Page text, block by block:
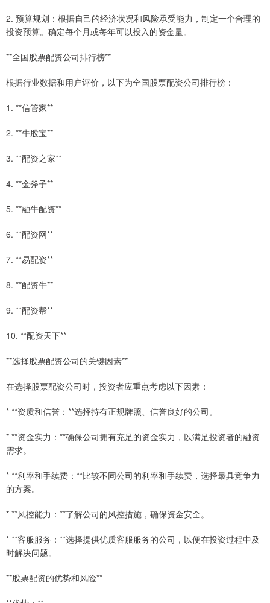
2. 预算规划：根据自己的经济状况和风险承受能力，制定一个合理的
投资预算。确定每个月或每年可以投入的资金量。
**全国股票配资公司排行榜**
根据行业数据和用户评价，以下为全国股票配资公司排行榜：
1. **信管家**
2. **牛股宝**
3. **配资之家**
4. **金斧子**
5. **融牛配资**
6. **配资网**
7. **易配资**
8. **配资牛**
9. **配资帮**
10. **配资天下**
**选择股票配资公司的关键因素**
在选择股票配资公司时，投资者应重点考虑以下因素：
* **资质和信誉：**选择持有正规牌照、信誉良好的公司。
* **资金实力：**确保公司拥有充足的资金实力，以满足投资者的融资
需求。
* **利率和手续费：**比较不同公司的利率和手续费，选择最具竞争力
的方案。
* **风控能力：**了解公司的风控措施，确保资金安全。
* **客服服务：**选择提供优质客服服务的公司，以便在投资过程中及
时解决问题。
**股票配资的优势和风险**